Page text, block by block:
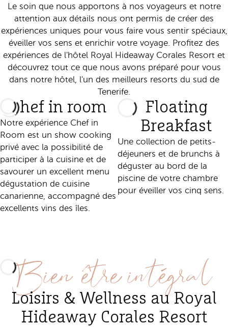
Le soin que nous apportons à nos voyageurs et notre
attention aux détails nous ont permis de créer des
expériences uniques pour vous faire vous sentir spéciaux,
éveiller vos sens et enrichir votre voyage. Profitez des
expériences de l'hôtel Royal Hideaway Corales Resort et
découvrez tout ce que nous avons préparé pour vous
dans notre hôtel, l'un des meilleurs resorts du sud de
Tenerife.
Chef in room
Notre expérience Chef in
Room est un show cooking
privé avec la possibilité de
participer à la cuisine et de
savourer un excellent menu
dégustation de cuisine
canarienne, accompagné des
excellents vins des îles.
Floating
Breakfast
Une collection de petits-
déjeuners et de brunchs à
déguster au bord de la
piscine de votre chambre
pour éveiller vos cinq sens.
Bien-être intégral
Loisirs & Wellness au Royal
Hideaway Corales Resort